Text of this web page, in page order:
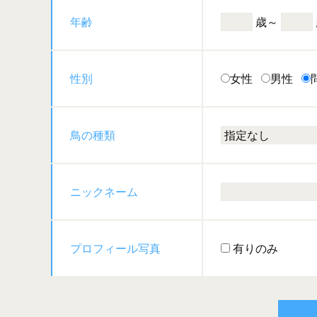
年齢 歳～
性別 女性 男性
鳥の種類
ニックネーム
プロフィール写真 有りのみ